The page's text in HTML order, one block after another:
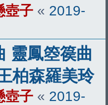
壺子 « 2019-
靈鳳箜篌曲
柏森羅美玲
壺子 « 2019-